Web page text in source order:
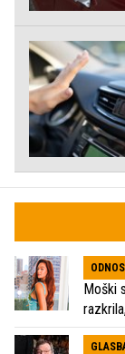
Moški